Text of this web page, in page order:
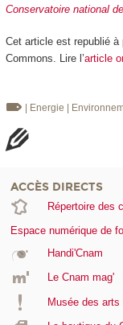
Conservatoire national
Cet article est republié à
Commons. Lire l’article
| Energie |
ACCÈS DIRECTS
Répertoire des
Espace numérique de
Handi'Cnam
Le Cnam mag'
Musée des arts